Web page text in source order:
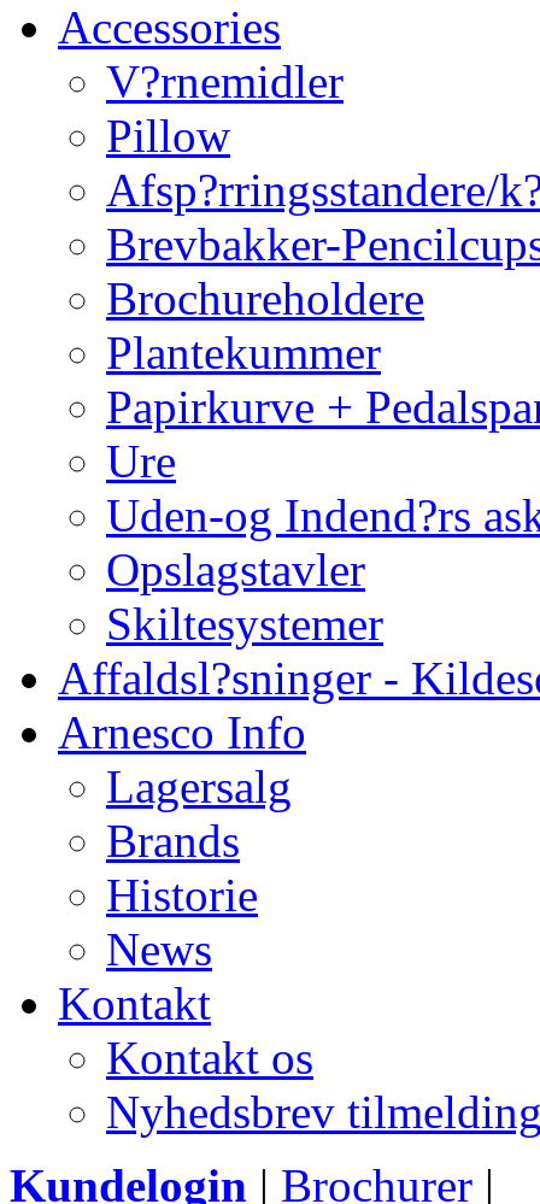
Accessories
V?rnemidler
Pillow
Afsp?rringsstandere/
Brevbakker-
Brochureholdere
Plantekummer
Papirkurve +
Ure
Uden-og Indend?rs
Opslagstavler
Skiltesystemer
Affaldsl?sninger -
Arnesco Info
Lagersalg
Brands
Historie
News
Kontakt
Kontakt os
Nyhedsbrev
Kundelogin | Brochurer |